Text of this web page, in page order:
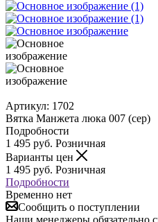
Артикул: 1702
Вятка Манжета люка 007 (сер)
Подробности
1 495 руб. Розничная
Варианты цен
1 495 руб. Розничная
Подробности
Временно нет
Сообщить о поступлении
Наши менеджеры обязательно